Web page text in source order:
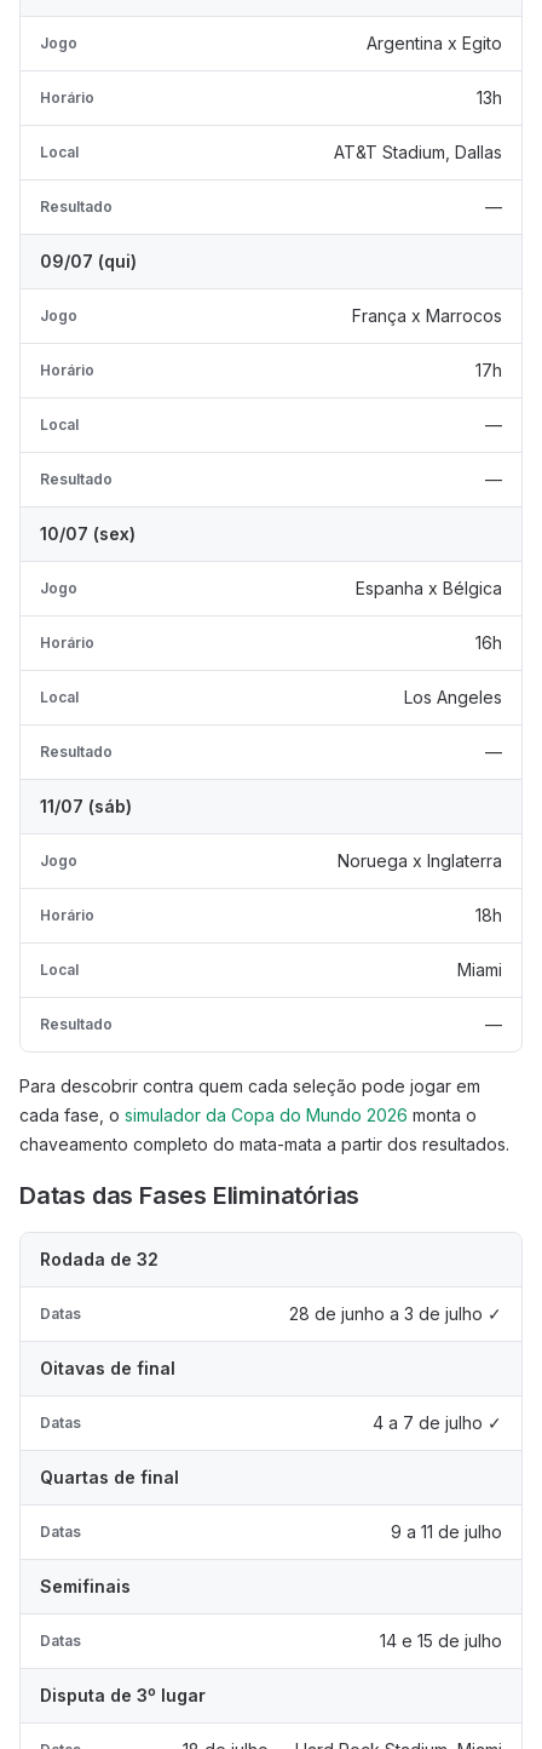
Jogo Argentina x Egito
Horário 13h
Local AT&T Stadium, Dallas
Resultado —
09/07 (qui)
Jogo França x Marrocos
Horário 17h
Local —
Resultado —
10/07 (sex)
Jogo Espanha x Bélgica
Horário 16h
Local Los Angeles
Resultado —
11/07 (sáb)
Jogo Noruega x Inglaterra
Horário 18h
Local Miami
Resultado —
Para descobrir contra quem cada seleção pode jogar em
cada fase, o simulador da Copa do Mundo 2026 monta o
chaveamento completo do mata-mata a partir dos resultados.
Datas das Fases Eliminatórias
Rodada de 32
Datas 28 de junho a 3 de julho ✓
Oitavas de final
Datas 4 a 7 de julho ✓
Quartas de final
Datas 9 a 11 de julho
Semifinais
Datas 14 e 15 de julho
Disputa de 3º lugar